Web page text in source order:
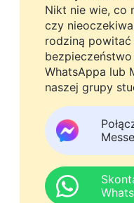
sposób? Z
o sporządzenie
napisać ocenę
powinnam z tego
Podczas ćwiczeń
nie ma dla Niego
zwykłego
sytuacji, nigdy
Nikt nie wie, co
czy
rodziną
WhatsAppa lub
naszej grupy